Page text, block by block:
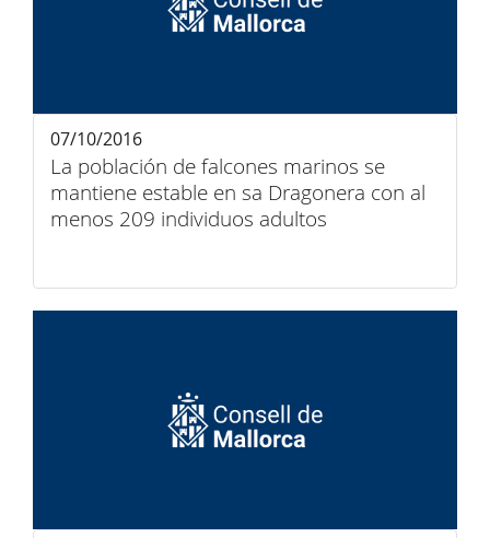
La población de falcones marinos se
mantiene estable en sa Dragonera con al
menos 209 individuos adultos
07/10/2016